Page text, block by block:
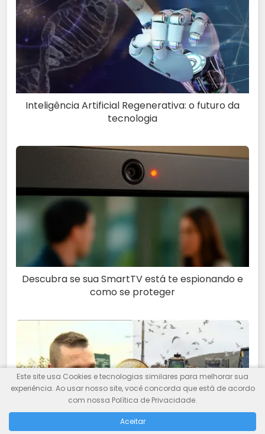
Inteligência Artificial Regenerativa: o futuro da
tecnologia
Descubra se sua SmartTV está te espionando e
como se proteger
Este site usa Cookies e tecnologias similares para melhorar sua
experiência. Ao usar nosso site, você concorda que está de acordo
com nossa Política de Privacidade.
Aceitar